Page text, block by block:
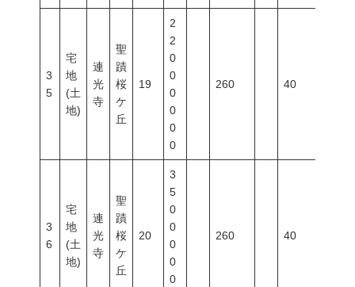
3
5
宅
地
(土
地)
連
光
寺
聖
蹟
桜
ケ
丘
19
2
2
0
0
0
0
0
0
260 40
3
6
宅
地
(土
地)
連
光
寺
聖
蹟
桜
ケ
丘
20
3
5
0
0
0
0
0
260 40